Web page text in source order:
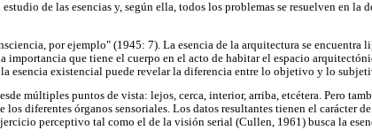
de las esencias y, según ella, todos los problemas se resuelven en la
por ejemplo" (1945: 7). La esencia de la arquitectura se encuentra
importancia que tiene el cuerpo en el acto de habitar el espacio
esencia existencial puede revelar la diferencia entre lo objetivo y lo
múltiples puntos de vista: lejos, cerca, interior, arriba, etcétera. Pero
diferentes órganos sensoriales. Los datos resultantes tienen el carácter
perceptivo tal como el de la visión serial (Cullen, 1961) busca la